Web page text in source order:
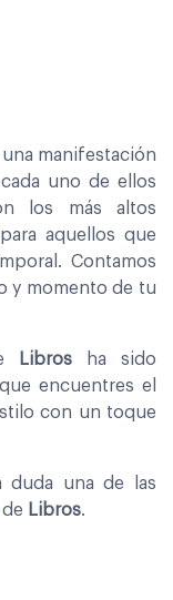
manifestación
uno de ellos
los más altos
aquellos que
Contamos
y momento de tu
Libros ha sido
encuentres el
con un toque
duda una de las
Libros.